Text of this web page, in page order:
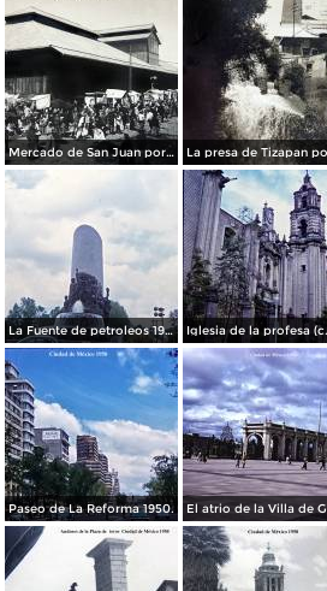
Mercado de San Juan por el fotografo Felix Miret
La Fuente de petroleos 1950.
Paseo de La Reforma 1950.